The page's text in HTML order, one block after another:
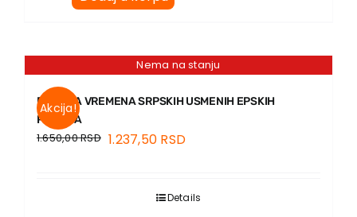
Nema na stanju
Akcija!
POETIKA VREMENA SRPSKIH USMENIH EPSKIH
PESAMA
1.650,00RSD 1.237,50 RSD
Details